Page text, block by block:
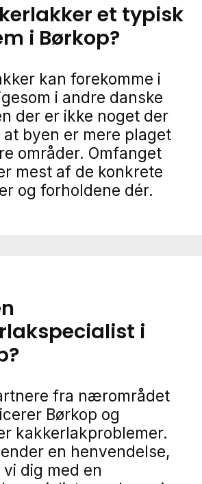
et typisk
i Børkop?
kan forekomme i
i andre danske
der er ikke noget der
byen er mere plaget
områder. Omfanget
mest af de konkrete
og forholdene dér.
i
fra nærområdet
Børkop og
kakkerlakproblemer.
en henvendelse,
dig med en